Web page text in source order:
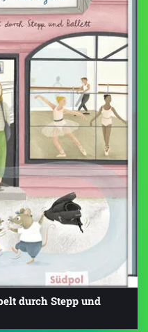
durch Stepp und